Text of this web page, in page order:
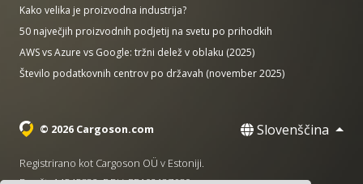
Kako velika je proizvodna industrija?
50 največjih proizvodnih podjetij na svetu po prihodkih
AWS vs Azure vs Google: tržni delež v oblaku (2025)
Število podatkovnih centrov po državah (november 2025)
© 2026 Cargoson.com Slovenščina
Registrirano kot Cargoson OÜ v Estoniji.